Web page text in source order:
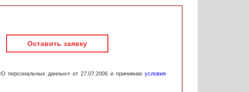
Оставить заявку
персональных данных» от 27.07.2006 и принимаю условия